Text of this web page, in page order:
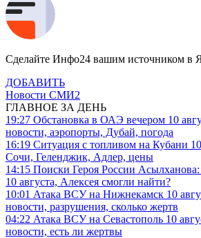
Сделайте Инфо24 вашим источником в
ДОБАВИТЬ
Новости СМИ2
ГЛАВНОЕ ЗА ДЕНЬ
19:27 Обстановка в ОАЭ вечером 10
новости, аэропорты, Дубай, погода
16:19 Ситуация с топливом на Кубани
Сочи, Геленджик, Адлер, цены
14:15 Поиски Героя России Асылханова:
10 августа, Алексея смогли найти?
10:01 Атака ВСУ на Нижнекамск 10
новости, разрушения, сколько жертв
04:22 Атака ВСУ на Севастополь 10
новости, есть ли жертвы